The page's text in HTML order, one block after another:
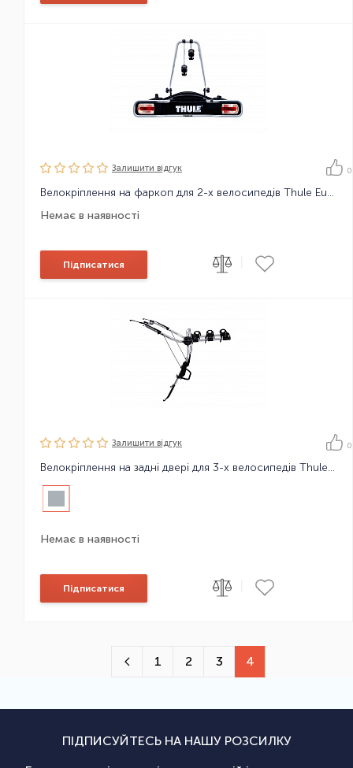
Залишити вiдгук 0
Велокріплення на фаркоп для 2-х велосипедів Thule EuroRide 941 7-pin
Немає в наявності
Підписатися
Залишити вiдгук 0
Велокріплення на задні двері для 3-х велосипедів Thule ClipOn 9104
Немає в наявності
Підписатися
1 2 3 4
ПІДПИСУЙТЕСЬ НА НАШУ РОЗСИЛКУ